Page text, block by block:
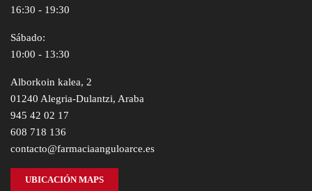
16:30 - 19:30
Sábado:
10:00 - 13:30
Alborkoin kalea, 2
01240 Alegria-Dulantzi, Araba
945 42 02 17
608 718 136
contacto@farmaciaanguloarce.es
UBICACIÓN MAPS